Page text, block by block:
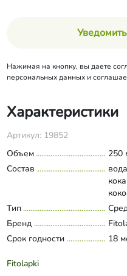
Нажимая на кнопку, вы даете
персональных данных и
Характеристики
Артикул: 19852
Объем
250
Состав
Тип
Бренд
Срок годности
18
Fitolapki